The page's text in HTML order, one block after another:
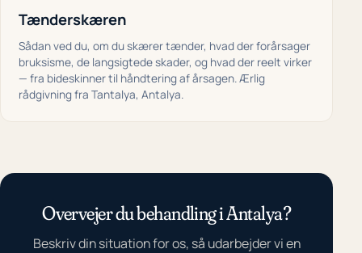
Tænderskæren
Sådan ved du, om du skærer tænder, hvad der forårsager
bruksisme, de langsigtede skader, og hvad der reelt virker
— fra bideskinner til håndtering af årsagen. Ærlig
rådgivning fra Tantalya, Antalya.
Overvejer du behandling i Antalya?
Beskriv din situation for os, så udarbejder vi en